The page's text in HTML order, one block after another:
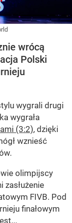
wrócą
Polski
wygrali drugi
wygrała
(3:2), dzięki
wznieść
olimpijscy
zasłużenie
FIVB. Pod
finałowym